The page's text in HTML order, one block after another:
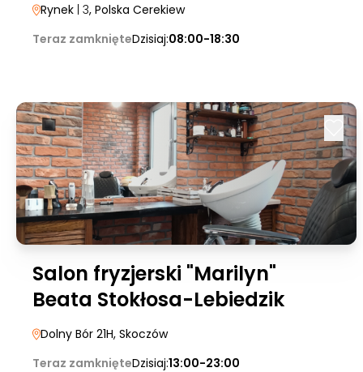
Rynek | 3, Polska Cerekiew
Teraz zamknięteDzisiaj:08:00-18:30
Salon fryzjerski "Marilyn"
Beata Stokłosa-Lebiedzik
Dolny Bór 21H, Skoczów
Teraz zamknięteDzisiaj:13:00-23:00